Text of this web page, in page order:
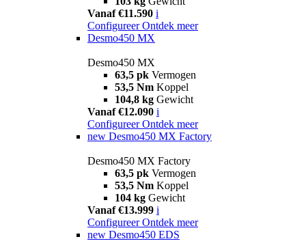
Vanaf €11.590 i
Configureer Ontdek meer
Desmo450 MX
Desmo450 MX
63,5 pk Vermogen
53,5 Nm Koppel
104,8 kg Gewicht
Vanaf €12.090 i
Configureer Ontdek meer
new Desmo450 MX Factory
Desmo450 MX Factory
63,5 pk Vermogen
53,5 Nm Koppel
104 kg Gewicht
Vanaf €13.999 i
Configureer Ontdek meer
new Desmo450 EDS